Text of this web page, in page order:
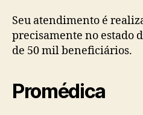
Seu atendimento é
precisamente no estado
de 50 mil beneficiários.
Promédica